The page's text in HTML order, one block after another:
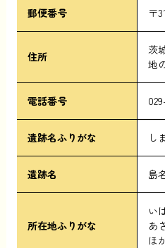
郵便番号 〒
住所
茨
地
電話番号
遺跡名ふりがな し
遺跡名 島
所在地ふりがな
い
あ
ほ